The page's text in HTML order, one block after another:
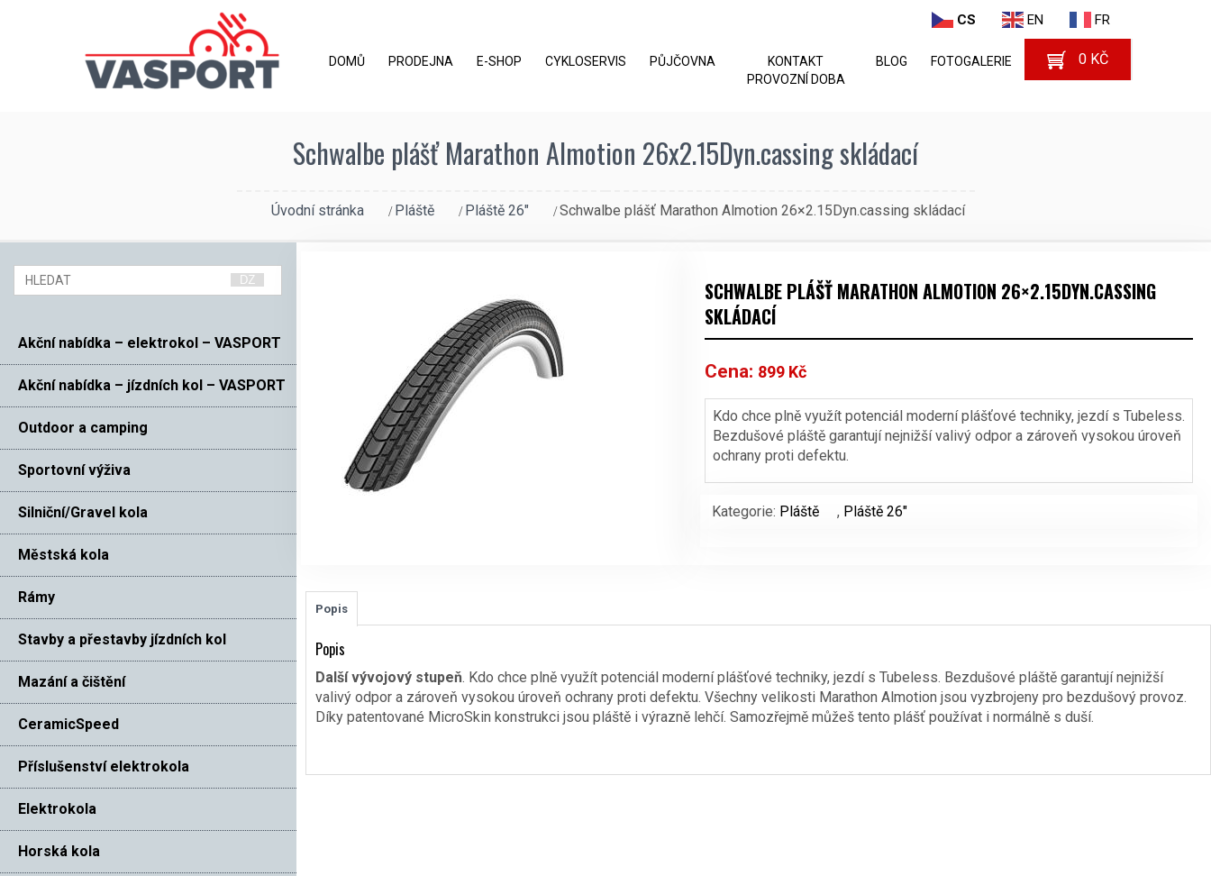
CS EN FR
DOMŮ PRODEJNA E-SHOP CYKLOSERVIS PŮJČOVNA
KONTAKT
PROVOZNÍ DOBA
BLOG FOTOGALERIE 0 KČ
Schwalbe plášť Marathon Almotion 26x2.15Dyn.cassing skládací
Úvodní stránka Pláště Pláště 26" Schwalbe plášť Marathon Almotion 26×2.15Dyn.cassing skládací
Akční nabídka – elektrokol – VASPORT
Akční nabídka – jízdních kol – VASPORT
Outdoor a camping
Sportovní výživa
Silniční/Gravel kola
Městská kola
Rámy
Stavby a přestavby jízdních kol
Mazání a čištění
CeramicSpeed
Příslušenství elektrokola
Elektrokola
Horská kola
SCHWALBE PLÁŠŤ MARATHON ALMOTION 26×2.15DYN.CASSING
SKLÁDACÍ
Cena: 899 Kč
Kdo chce plně využít potenciál moderní plášťové techniky, jezdí s Tubeless.
Bezdušové pláště garantují nejnižší valivý odpor a zároveň vysokou úroveň
ochrany proti defektu.
Kategorie: Pláště , Pláště 26"
Popis
Popis
Další vývojový stupeň. Kdo chce plně využít potenciál moderní plášťové techniky, jezdí s Tubeless. Bezdušové pláště garantují nejnižší
valivý odpor a zároveň vysokou úroveň ochrany proti defektu. Všechny velikosti Marathon Almotion jsou vyzbrojeny pro bezdušový provoz.
Díky patentované MicroSkin konstrukci jsou pláště i výrazně lehčí. Samozřejmě můžeš tento plášť používat i normálně s duší.